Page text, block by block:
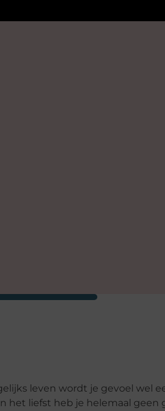
leven wordt je gevoel wel
het liefst heb je helemaal geen